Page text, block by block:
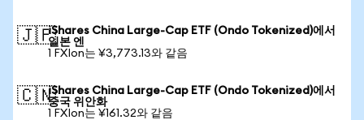
🇯🇵iShares China Large-Cap ETF (Ondo Tokenized)에서
일본 엔
1 FXIon는 ¥3,773.13와 같음
🇨🇳iShares China Large-Cap ETF (Ondo Tokenized)에서
중국 위안화
1 FXIon는 ¥161.32와 같음